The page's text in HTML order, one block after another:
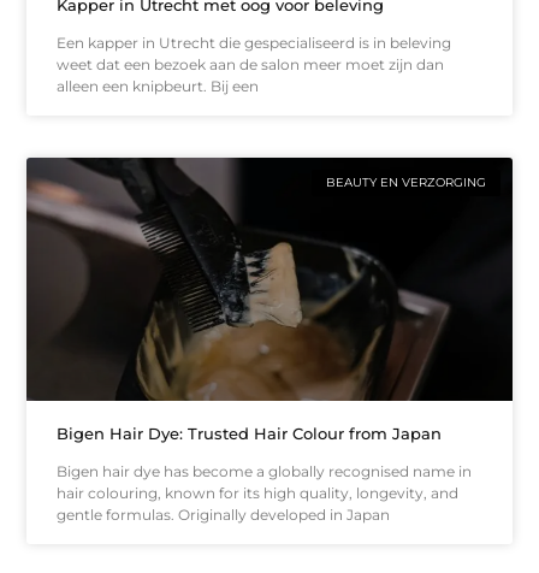
Kapper in Utrecht met oog voor beleving
Een kapper in Utrecht die gespecialiseerd is in beleving
weet dat een bezoek aan de salon meer moet zijn dan
alleen een knipbeurt. Bij een
BEAUTY EN VERZORGING
Bigen Hair Dye: Trusted Hair Colour from Japan
Bigen hair dye has become a globally recognised name in
hair colouring, known for its high quality, longevity, and
gentle formulas. Originally developed in Japan